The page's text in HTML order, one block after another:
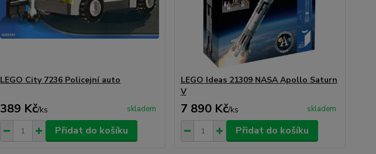
LEGO City 7236 Policejní auto
389 Kč/ks skladem
Přidat do košíku
LEGO Ideas 21309 NASA Apollo Saturn
V
7 890 Kč/ks skladem
Přidat do košíku